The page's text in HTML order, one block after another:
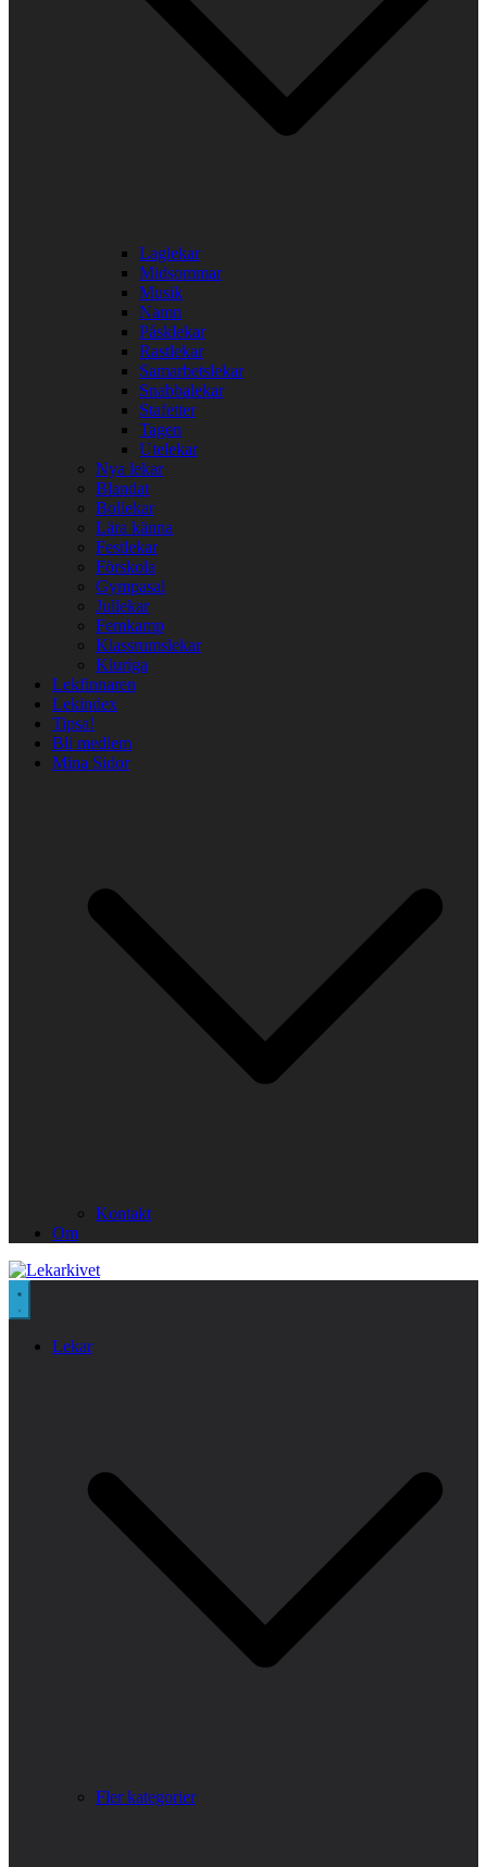
Laglekar
Midsommar
Musik
Namn
Påsklekar
Rastlekar
Samarbetslekar
Snabbalekar
Stafetter
Tagen
Utelekar
Nya lekar
Blandat
Bollekar
Lära känna
Festlekar
Förskola
Gympasal
Jullekar
Femkamp
Klassrumslekar
Kluriga
Lekfinnaren
Lekindex
Tipsa!
Bli medlem
Mina Sidor
Kontakt
Om
Lekar
Fler kategorier